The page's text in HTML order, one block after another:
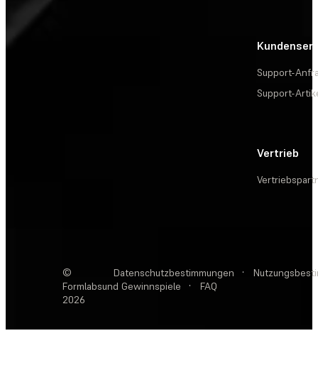
Support-
Support-
Vertrieb
©
Formlabs
2026
Datenschutzbestimmungen ·
und Gewinnspiele
· FAQ